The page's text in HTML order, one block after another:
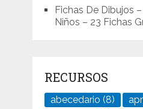
Fichas De Dibujos
Niños – 23 Fichas
RECURSOS
abecedario (8)